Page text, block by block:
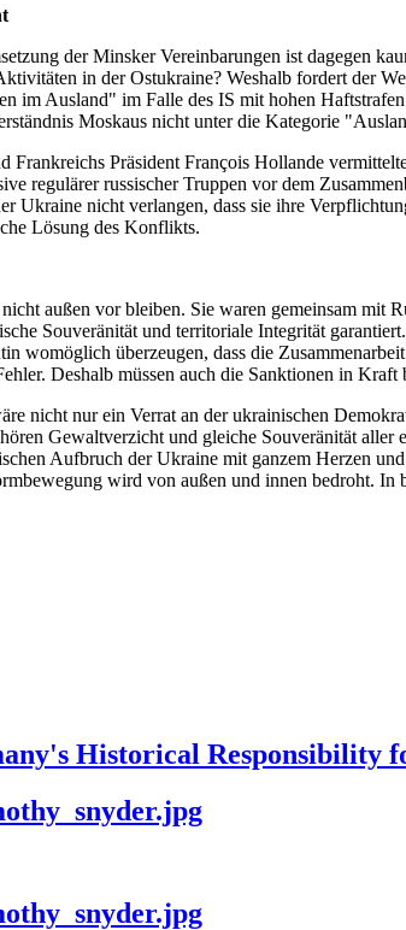
der Minsker Vereinbarungen ist dagegen
in der Ostukraine? Weshalb fordert der
im Ausland" im Falle des IS mit hohen
Moskaus nicht unter die Kategorie
Präsident François Hollande
regulärer russischer Truppen vor dem
Ukraine nicht verlangen, dass sie ihre
Lösung des Konflikts.
außen vor bleiben. Sie waren gemeinsam mit
Souveränität und territoriale Integrität
womöglich überzeugen, dass die
Deshalb müssen auch die Sanktionen in
nicht nur ein Verrat an der ukrainischen
Gewaltverzicht und gleiche Souveränität
Aufbruch der Ukraine mit ganzem Herzen
wird von außen und innen bedroht.
Historical Responsibility